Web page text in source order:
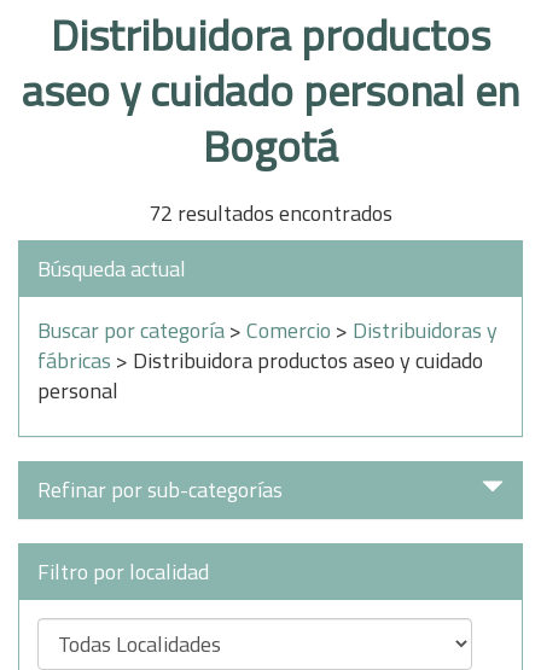
Distribuidora productos
aseo y cuidado personal en
Bogotá
72 resultados encontrados
Búsqueda actual
Buscar por categoría>Comercio > Distribuidoras y
fábricas > Distribuidora productos aseo y cuidado
personal
Refinar por sub-categorías
Filtro por localidad